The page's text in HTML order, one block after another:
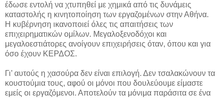
έδωσε εντολή να χτυπηθεί με χημικά από τις δυνάμεις
καταστολής η κινητοποίηση των εργαζομένων στην Αθήνα.
Η κυβέρνηση ικανοποιεί όλες τις απαιτήσεις των
επιχειρηματικών ομίλων. Μεγαλοξενοδόχοι και
μεγαλοεστιάτορες ανοίγουν επιχειρήσεις όταν, όπου και για
όσο έχουν ΚΕΡΔΟΣ.
Γι’ αυτούς η χασούρα δεν είναι επιλογή. Δεν τσαλακώνουν τα
κουστούμια τους, αφού οι μόνοι που δουλεύουμε είμαστε
εμείς οι εργαζόμενοι. Αποτελούν τα μόνιμα παράσιτα σε ένα